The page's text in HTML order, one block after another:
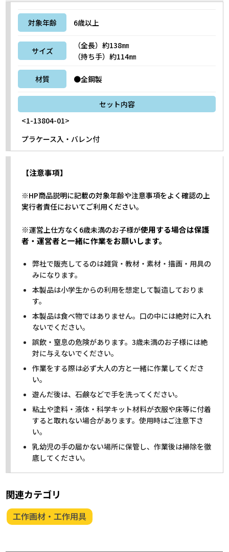
対象年齢 6歳以上
サイズ
（全長）約138㎜
（持ち手）約114㎜
材質 ●全鋼製
セット内容
<1-13804-01>
プラケース入・バレン付
【注意事項】
※HP商品説明に記載の対象年齢や注意事項をよく確認の上
実行者責任においてご利用ください。
※運営上仕方なく6歳未満のお子様が使用する場合は保護
者・運営者と一緒に作業をお願いします。
弊社で販売してるのは雑貨・教材・素材・描画・用具の
みになります。
本製品は小学生からの利用を想定して製造しておりま
す。
本製品は食べ物ではありません。口の中には絶対に入れ
ないでください。
誤飲・窒息の危険があります。3歳未満のお子様には絶
対に与えないでください。
作業をする際は必ず大人の方と一緒に作業してくださ
い。
遊んだ後は、石鹸などで手を洗ってください。
粘土や塗料・液体・科学キット材料が衣服や床等に付着
すると取れない場合があります。使用時はご注意下さ
い。
乳幼児の手の届かない場所に保管し、作業後は掃除を徹
底してください。
関連カテゴリ
工作画材・工作用具